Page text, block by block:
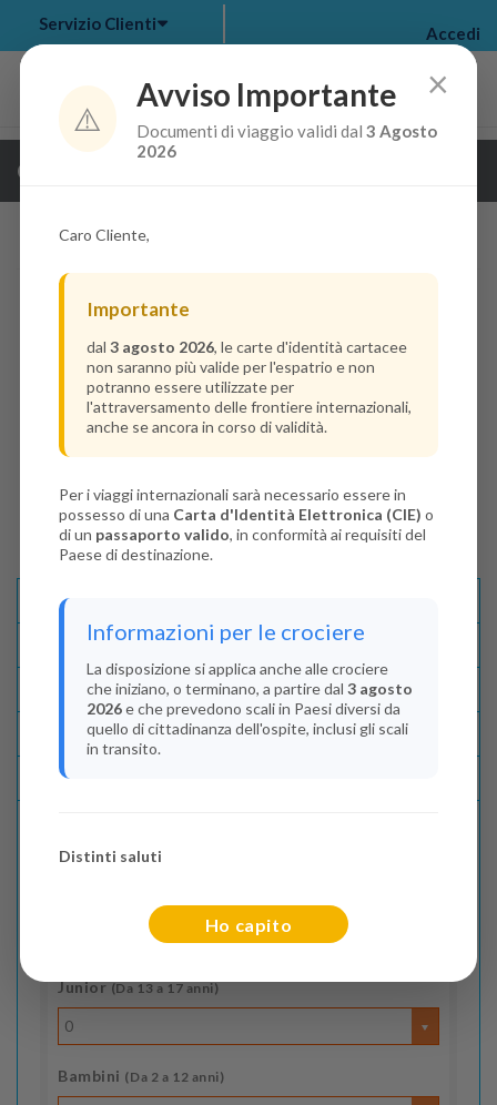
my bookings >
Servizio Clienti Accedi
Guarda i dettagli della crociera
Disponibilità
Condizioni
Recensioni
Indica il numero dei passeggeri
Junior(Da 13 a 17 anni)
0
Bambini (Da 2 a 12 anni)
×
⚠️
Avviso Importante
Documenti di viaggio validi dal3 Agosto
2026
Caro Cliente,
Importante
dal 3 agosto 2026, le carte d'identità cartacee
non saranno più valide per l'espatrio e non
potranno essere utilizzate per
l'attraversamento delle frontiere internazionali,
anche se ancora in corso di validità.
Per i viaggi internazionali sarà necessario essere in
possesso di una Carta d'Identità Elettronica (CIE) o
di un passaporto valido, in conformità ai requisiti del
Paese di destinazione.
Informazioni per le crociere
La disposizione si applica anche alle crociere
che iniziano, o terminano, a partire dal 3 agosto
2026e che prevedono scali in Paesi diversi da
quello di cittadinanza dell'ospite, inclusi gli scali
in transito.
Distinti saluti
Ho capito